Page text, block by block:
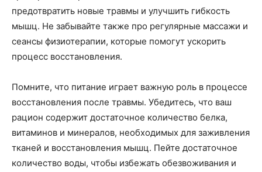
предотвратить новые травмы и улучшить гибкость
мышц. Не забывайте также про регулярные массажи и
сеансы физиотерапии, которые помогут ускорить
процесс восстановления.
Помните, что питание играет важную роль в процессе
восстановления после травмы. Убедитесь, что ваш
рацион содержит достаточное количество белка,
витаминов и минералов, необходимых для заживления
тканей и восстановления мышц. Пейте достаточное
количество воды, чтобы избежать обезвоживания и